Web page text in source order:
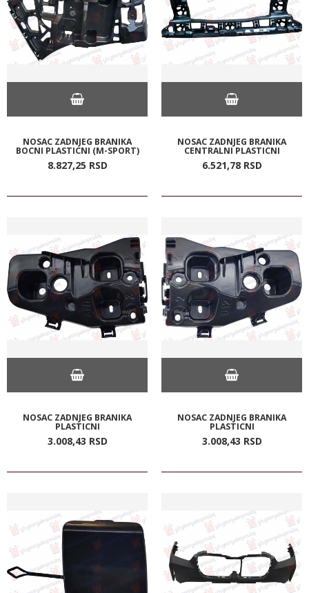
NOSAC ZADNJEG BRANIKA
BOCNI PLASTICNI (M-SPORT)
8.827,25 RSD
NOSAC ZADNJEG BRANIKA
CENTRALNI PLASTICNI
6.521,78 RSD
NOSAC ZADNJEG BRANIKA
PLASTICNI
3.008,43 RSD
NOSAC ZADNJEG BRANIKA
PLASTICNI
3.008,43 RSD